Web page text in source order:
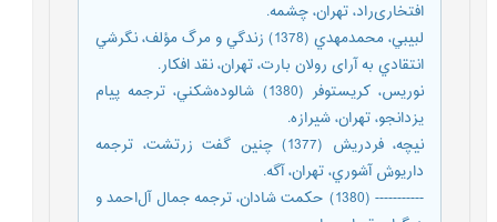
افتخاری‌راد، تهران، چشمه.
لبيبي، محمدمهدي (1378) زندگي و مرگ مؤلف، نگرشي
انتقادي به آرای رولان بارت، تهران، نقد افكار.
نوريس، كريستوفر (1380) شالوده‌شكني، ترجمه پيام
يزدانجو، تهران، شيرازه.
نيچه، فردريش (1377) چنين گفت زرتشت، ترجمه
داريوش آشوري، تهران، آگه.
----------- (1380) حكمت شادان، ترجمه جمال آل‌احمد و